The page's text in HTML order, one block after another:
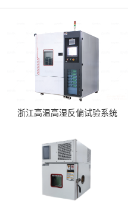
浙江高温高湿反偏试验系统